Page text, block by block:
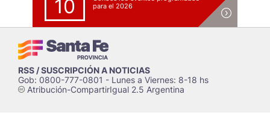
10
para el 2026
RSS / SUSCRIPCIÓN A NOTICIAS
Gob: 0800-777-0801 - Lunes a Viernes: 8-18 hs
cAtribución-CompartirIgual 2.5 Argentina